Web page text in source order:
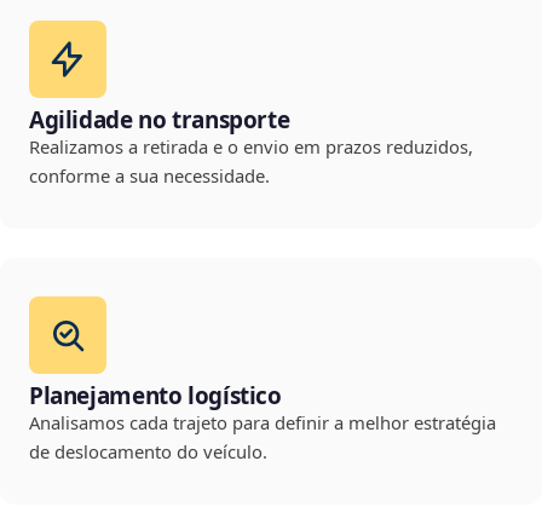
Agilidade no transporte
Realizamos a retirada e o envio em prazos reduzidos,
conforme a sua necessidade.
Planejamento logístico
Analisamos cada trajeto para definir a melhor estratégia
de deslocamento do veículo.